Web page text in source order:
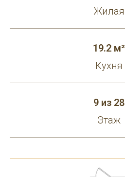
Жилая
19.2 м²
Кухня
9 из 28
Этаж